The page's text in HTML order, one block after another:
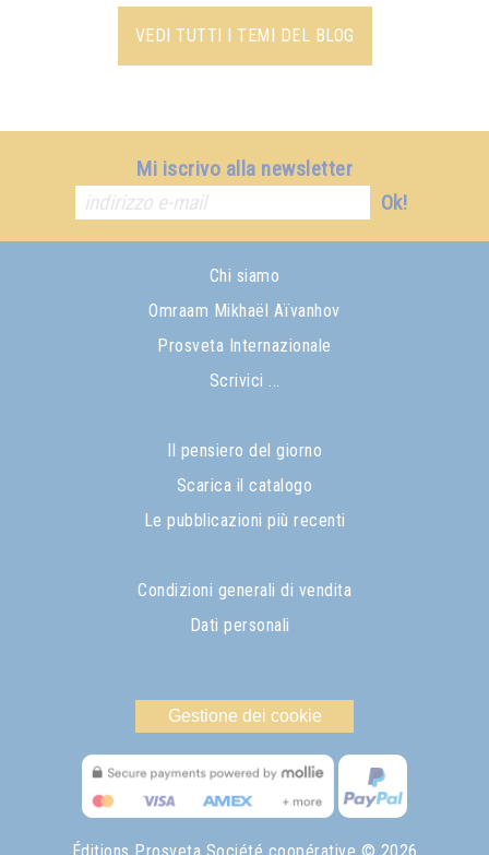
VEDI TUTTI I TEMI DEL BLOG
Mi iscrivo alla newsletter
Ok!
Chi siamo
Omraam Mikhaël Aïvanhov
Prosveta Internazionale
Scrivici ...
Il pensiero del giorno
Scarica il catalogo
Le pubblicazioni più recenti
Condizioni generali di vendita
Dati personali
Gestione dei cookie